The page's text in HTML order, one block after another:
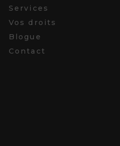
Services
Vos droits
Blogue
Contact